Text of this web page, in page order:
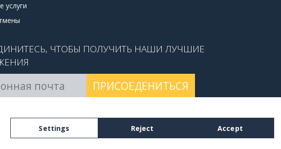
услуги
ЧТОБЫ ПОЛУЧИТЬ НАШИ ЛУЧШИЕ
ПРИСОЕДЕНИТЬСЯ
Settings Reject Accept